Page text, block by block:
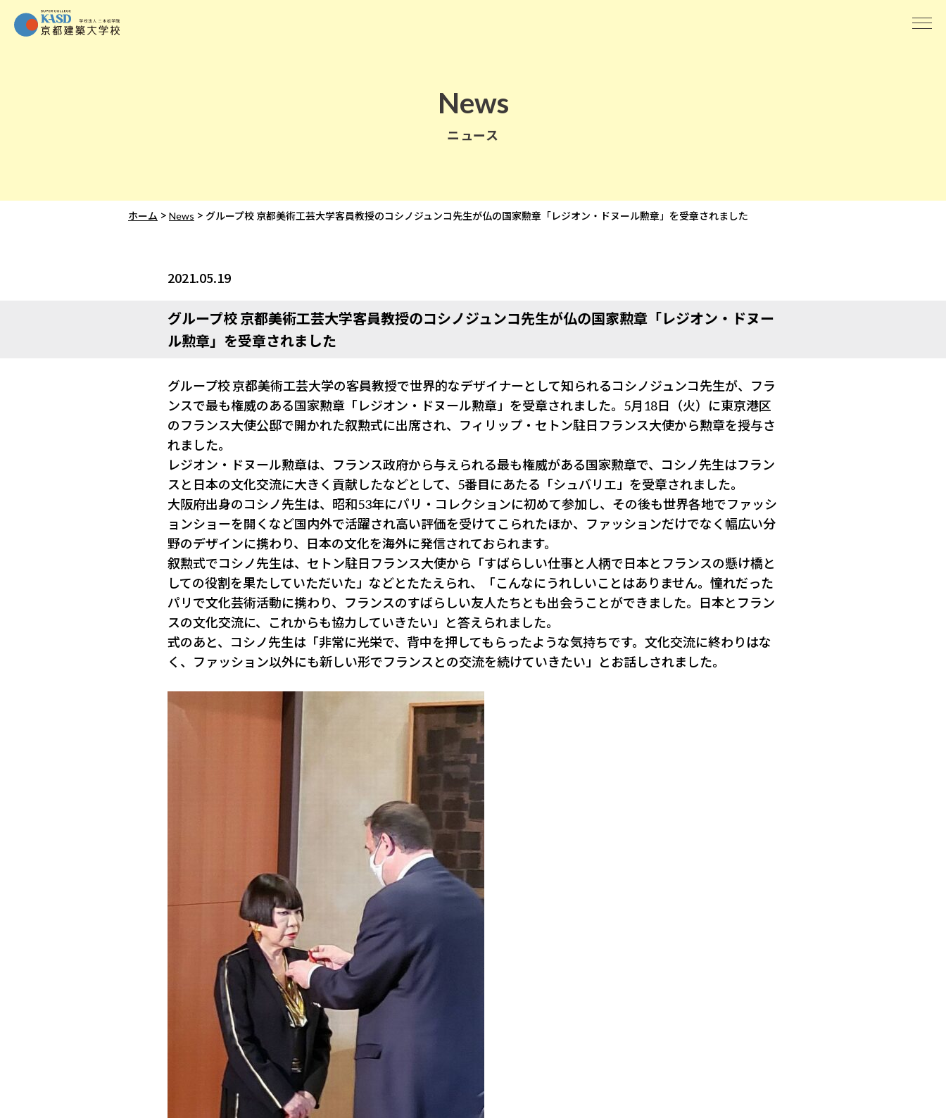
News
ニュース
ホーム > News > グループ校 京都美術工芸大学客員教授のコシノジュンコ先生が仏の国家勲章「レジオン・ドヌール勲章」を受章されました
2021.05.19
グループ校 京都美術工芸大学客員教授のコシノジュンコ先生が仏の国家勲章「レジオン・ドヌー
ル勲章」を受章されました
グループ校 京都美術工芸大学の客員教授で世界的なデザイナーとして知られるコシノジュンコ先生が、フラ
ンスで最も権威のある国家勲章「レジオン・ドヌール勲章」を受章されました。5月18日（火）に東京港区
のフランス大使公邸で開かれた叙勲式に出席され、フィリップ・セトン駐日フランス大使から勲章を授与さ
れました。
レジオン・ドヌール勲章は、フランス政府から与えられる最も権威がある国家勲章で、コシノ先生はフラン
スと日本の文化交流に大きく貢献したなどとして、5番目にあたる「シュバリエ」を受章されました。
大阪府出身のコシノ先生は、昭和53年にパリ・コレクションに初めて参加し、その後も世界各地でファッシ
ョンショーを開くなど国内外で活躍され高い評価を受けてこられたほか、ファッションだけでなく幅広い分
野のデザインに携わり、日本の文化を海外に発信されておられます。
叙勲式でコシノ先生は、セトン駐日フランス大使から「すばらしい仕事と人柄で日本とフランスの懸け橋と
しての役割を果たしていただいた」などとたたえられ、「こんなにうれしいことはありません。憧れだった
パリで文化芸術活動に携わり、フランスのすばらしい友人たちとも出会うことができました。日本とフラン
スの文化交流に、これからも協力していきたい」と答えられました。
式のあと、コシノ先生は「非常に光栄で、背中を押してもらったような気持ちです。文化交流に終わりはな
く、ファッション以外にも新しい形でフランスとの交流を続けていきたい」とお話しされました。